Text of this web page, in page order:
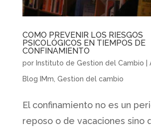
COMO PREVENIR LOS RIESGOS
PSICOLÓGICOS EN TIEMPOS DE
CONFINAMIENTO
por Instituto de Gestion del Cambio
Blog IMm Gestion del cambio
El confinamiento no es un
reposo o de vacaciones sino